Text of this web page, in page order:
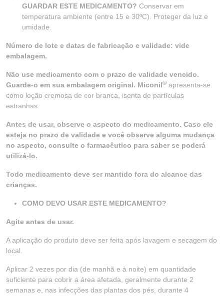
GUARDAR ESTE MEDICAMENTO? Conservar em
temperatura ambiente (entre 15 e 30ºC). Proteger da luz e
umidade.
Número de lote e datas de fabricação e validade: vide
embalagem.
Não use medicamento com o prazo de validade vencido.
Guarde-o em sua embalagem original. Miconil® apresenta-se
como loção cremosa de cor branca, isenta de partículas
estranhas.
Antes de usar, observe o aspecto do medicamento. Caso ele
esteja no prazo de validade e você observe alguma mudança
no aspecto, consulte o farmacêutico para saber se poderá
utilizá-lo.
Todo medicamento deve ser mantido fora do alcance das
crianças.
COMO DEVO USAR ESTE MEDICAMENTO?
Agite antes de usar.
A aplicação do produto deve ser feita após lavagem e secagem do
local.
Aplicar 2 vezes por dia (de manhã e à noite) em quantidade
suficiente para cobrir a área afetada, geralmente durante 2
semanas e, nas infecções das plantas dos pés, durante 4